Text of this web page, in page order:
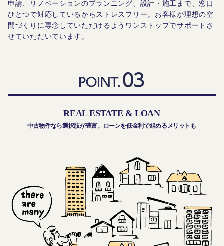
申請、リノベーションのプランニング、設計・施工まで、窓口
ひとつで対応しているからストレスフリー。お客様が理想の空
間づくりに専念していただけるようワンストップでサポートさ
せていただいています。
REAL ESTATE & LOAN
中古物件なら選択肢が豊富。ローンを低金利で組めるメリットも